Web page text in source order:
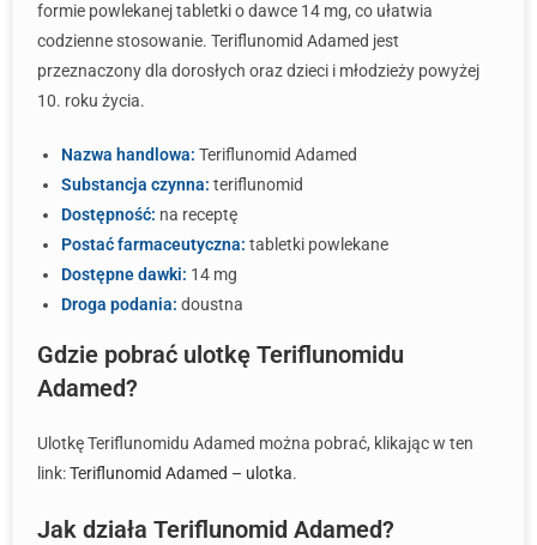
formie powlekanej tabletki o dawce 14 mg, co ułatwia
codzienne stosowanie. Teriflunomid Adamed jest
przeznaczony dla dorosłych oraz dzieci i młodzieży powyżej
10. roku życia.
Nazwa handlowa: Teriflunomid Adamed
Substancja czynna: teriflunomid
Dostępność: na receptę
Postać farmaceutyczna: tabletki powlekane
Dostępne dawki: 14 mg
Droga podania: doustna
Gdzie pobrać ulotkę Teriflunomidu
Adamed?
Ulotkę Teriflunomidu Adamed można pobrać, klikając w ten
link:Teriflunomid Adamed – ulotka.
Jak działa Teriflunomid Adamed?